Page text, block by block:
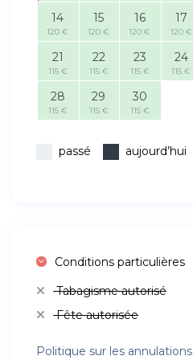
14
120 €
15
120 €
16
120 €
17
120 €
21
115 €
22
115 €
23
115 €
24
115 €
28
115 €
29
115 €
30
115 €
passé aujourd’hui
Conditions particulières
Tabagisme autorisé
Fête autorisée
Politique sur les annulations